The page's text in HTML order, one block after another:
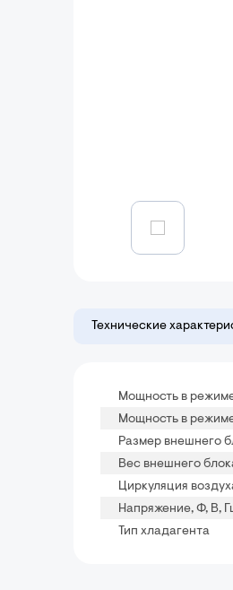
Технические
Мощность в
Мощность в
Размер внешнего
Вес внешнего
Циркуляция
Напряжение, Ф, В,
Тип хладагента